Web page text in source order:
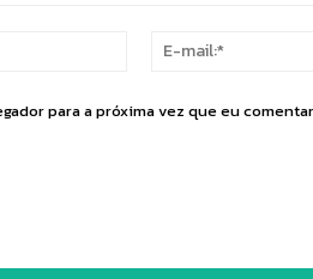
Nome:*
para a próxima vez que eu